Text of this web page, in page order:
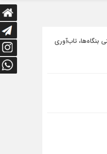
بنگاه‌ها، تاب‌آوری